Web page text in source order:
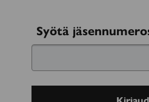
Kirjaudu
sisään
Syötä